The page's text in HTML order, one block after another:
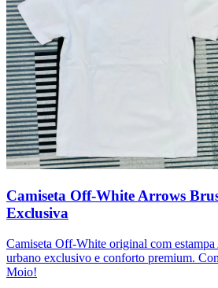
Camiseta Off-White Arrows
Exclusiva
Camiseta Off-White original com
urbano exclusivo e conforto premium.
Moio!